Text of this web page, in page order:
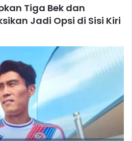
Tiga Bek dan
Jadi Opsi di Sisi Kiri